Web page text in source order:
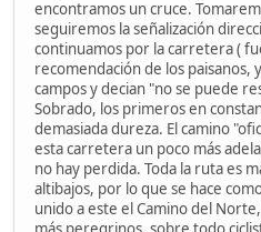
encontramos un cruce.
seguiremos la señalización
continuamos por la carretera (
recomendación de los paisanos,
campos y decian "no se puede
Sobrado, los primeros en
demasiada dureza. El camino
esta carretera un poco más
no hay perdida. Toda la ruta es
altibajos, por lo que se hace
unido a este el Camino del